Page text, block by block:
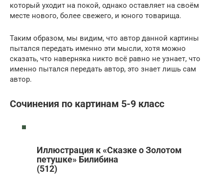
который уходит на покой, однако оставляет на своём
месте нового, более свежего, и юного товарища.
Таким образом, мы видим, что автор данной картины
пытался передать именно эти мысли, хотя можно
сказать, что наверняка никто всё равно не узнает, что
именно пытался передать автор, это знает лишь сам
автор.
Сочинения по картинам 5-9 класс
Иллюстрация к «Сказке о Золотом
петушке» Билибина
(512)